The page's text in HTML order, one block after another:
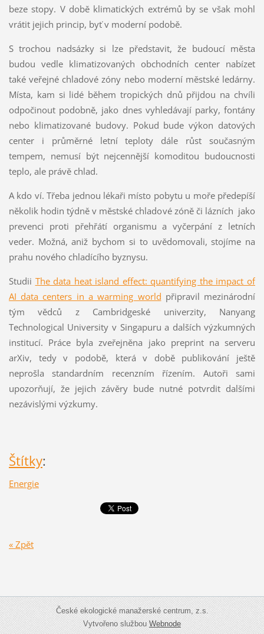
beze stopy. V době klimatických extrémů by se však mohl
vrátit jejich princip, byť v moderní podobě.
S trochou nadsázky si lze představit, že budoucí města
budou vedle klimatizovaných obchodních center nabízet
také veřejné chladové zóny nebo moderní městské ledárny.
Místa, kam si lidé během tropických dnů přijdou na chvíli
odpočinout podobně, jako dnes vyhledávají parky, fontány
nebo klimatizované budovy. Pokud bude výkon datových
center i průměrné letní teploty dále růst současným
tempem, nemusí být nejcennější komoditou budoucnosti
teplo, ale právě chlad.
A kdo ví. Třeba jednou lékaři místo pobytu u moře předepíší
několik hodin týdně v městské chladové zóně či lázních jako
prevenci proti přehřátí organismu a vyčerpání z letních
veder. Možná, aniž bychom si to uvědomovali, stojíme na
prahu nového chladícího byznysu.
Studii The data heat island effect: quantifying the impact of
AI data centers in a warming world připravil mezinárodní
tým vědců z Cambridgeské univerzity, Nanyang
Technological University v Singapuru a dalších výzkumných
institucí. Práce byla zveřejněna jako preprint na serveru
arXiv, tedy v podobě, která v době publikování ještě
neprošla standardním recenzním řízením. Autoři sami
upozorňují, že jejich závěry bude nutné potvrdit dalšími
nezávislými výzkumy.
Štítky:
Energie
« Zpět
České ekologické manažerské centrum, z.s.
Vytvořeno službouWebnode